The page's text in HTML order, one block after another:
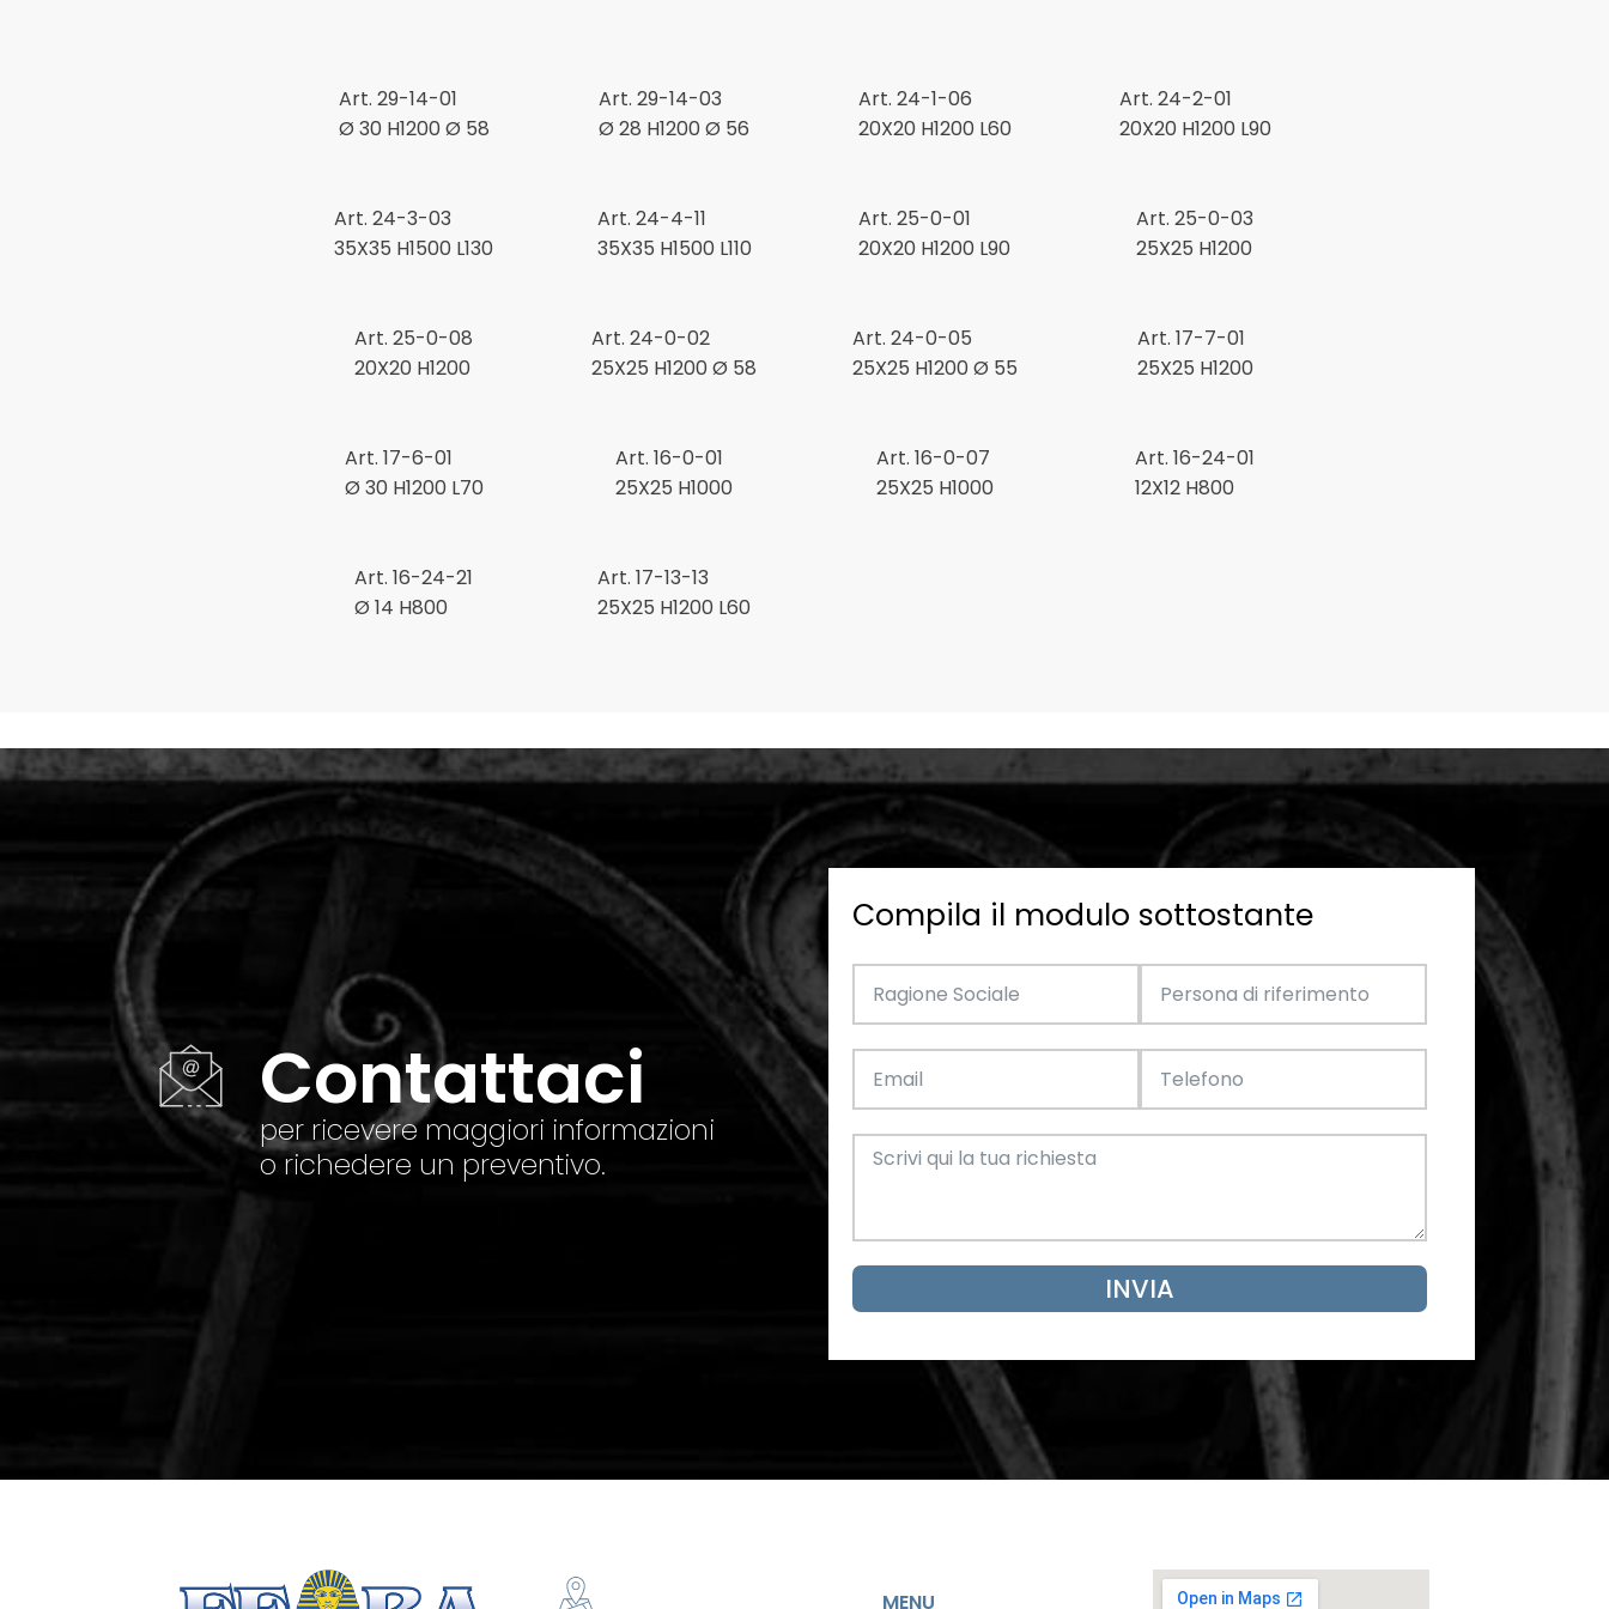
Piantoni alla Marinara
Tubo
Elementi bombati
Torciglioni
Elementi decorativi e geometrici
Oggettistica e arredamento
SCARICA ORA SCARICA ORA
Inferriate e grate
Acciaio Inox
Pannelli per recinzioni
Art. 29-14-01
Ø 30 H1200 Ø 58
Art. 29-14-03
Ø 28 H1200 Ø 56
Art. 24-1-06
20X20 H1200 L60
Art. 24-2-01
20X20 H1200 L90
Art. 24-3-03
35X35 H1500 L130
Art. 24-4-11
35X35 H1500 L110
Art. 25-0-01
20X20 H1200 L90
Art. 25-0-03
25X25 H1200
Art. 25-0-08
20X20 H1200
Art. 24-0-02
25X25 H1200 Ø 58
Art. 24-0-05
25X25 H1200 Ø 55
Art. 17-7-01
25X25 H1200
Art. 17-6-01
Ø 30 H1200 L70
Art. 16-0-01
25X25 H1000
Art. 16-0-07
25X25 H1000
Art. 16-24-01
12X12 H800
Art. 16-24-21
Ø 14 H800
Art. 17-13-13
25X25 H1200 L60
Contattaci
per ricevere maggiori informazioni
o richedere un preventivo.
Compila il modulo sottostante
INVIA
MENU